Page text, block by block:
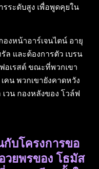
ระดับสูง เพื่อพูดคุยใน
งหน้าอาร์เจนไตน์ อายุ
ล และต้องการตัว เบรน
เรสต์ ขณะที่พวกเขา
คน พวกเขายังคาดหวัง
วน กองหลังของ โวล์ฟ
กับโครงการขอ
วยพรของ โธมัส